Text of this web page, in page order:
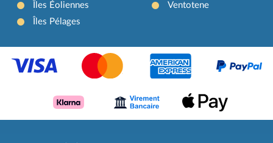
Îles Éoliennes
Îles Pélages
Ventotene